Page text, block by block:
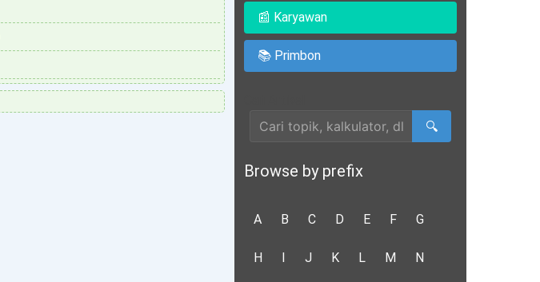
📰 Karyawan
📚 Primbon
🔍
Browse by prefix
A B C D E F G
H I J K L M N